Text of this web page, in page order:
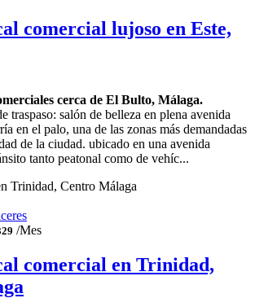
comercial lujoso en Este,
cerca de El Bulto, Málaga.
traspaso: salón de belleza en plena avenida
en el palo, una de las zonas más demandadas
de la ciudad. ubicado en una avenida
tanto peatonal como de vehíc...
/Mes
comercial en Trinidad,